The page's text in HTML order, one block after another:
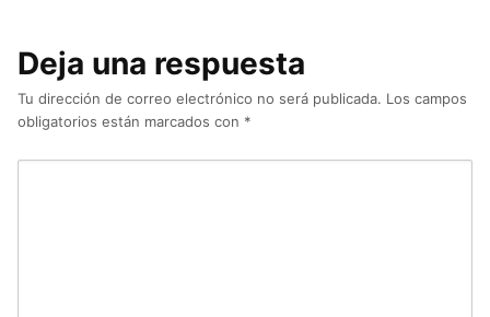
Deja una respuesta
Tu dirección de correo electrónico no será publicada. Los campos
obligatorios están marcados con *